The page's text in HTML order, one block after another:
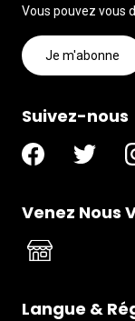
Vous pouvez vous
Je m'abonne
Suivez-nous
Venez Nous
Langue &